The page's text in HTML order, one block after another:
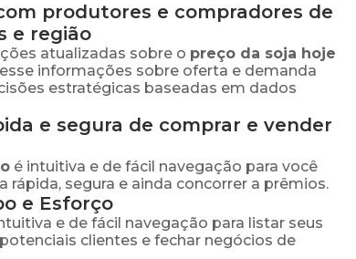
produtores e compradores de
e região
atualizadas sobre o preço da soja hoje
informações sobre oferta e demanda
estratégicas baseadas em dados
e segura de comprar e vender
é intuitiva e de fácil navegação para você
rápida, segura e ainda concorrer a prêmios.
e Esforço
e de fácil navegação para listar seus
clientes e fechar negócios de